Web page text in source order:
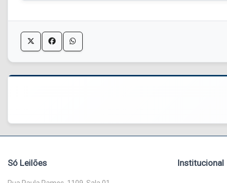
Só Leilões Institucional